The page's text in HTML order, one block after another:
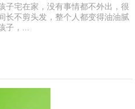
子宅在家，没有事情都不外出，很
长不剪头发，整个人都变得油油腻
子，...